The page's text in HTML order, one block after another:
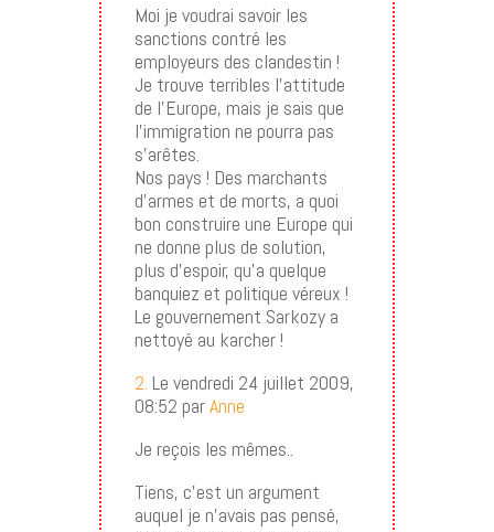
Moi je voudrai savoir les
sanctions contré les
employeurs des clandestin !
Je trouve terribles l’attitude
de l’Europe, mais je sais que
l’immigration ne pourra pas
s’arêtes.
Nos pays ! Des marchants
d’armes et de morts, a quoi
bon construire une Europe qui
ne donne plus de solution,
plus d’espoir, qu’a quelque
banquiez et politique véreux !
Le gouvernement Sarkozy a
nettoyé au karcher !
2. Le vendredi 24 juillet 2009,
08:52 parAnne
Je reçois les mêmes..
Tiens, c’est un argument
auquel je n’avais pas pensé,